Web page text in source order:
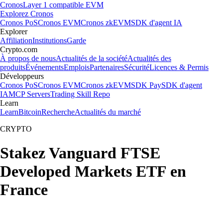
CronosLayer 1 compatible EVM
Explorez Cronos
Cronos PoSCronos EVMCronos zkEVMSDK d'agent IA
Explorer
AffiliationInstitutionsGarde
Crypto.com
À propos de nousActualités de la sociétéActualités des
produitsÉvénementsEmploisPartenairesSécuritéLicences & Permis
Développeurs
Cronos PoSCronos EVMCronos zkEVMSDK PaySDK d'agent
IAMCP ServersTrading Skill Repo
Learn
LearnBitcoinRechercheActualités du marché
CRYPTO
Stakez Vanguard FTSE
Developed Markets ETF en
France